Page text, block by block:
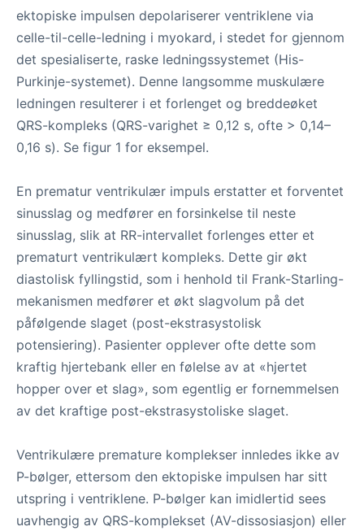
ektopiske impulsen depolariserer ventriklene via
celle-til-celle-ledning i myokard, i stedet for gjennom
det spesialiserte, raske ledningssystemet (His-
Purkinje-systemet). Denne langsomme muskulære
ledningen resulterer i et forlenget og breddeøket
QRS-kompleks (QRS-varighet ≥ 0,12 s, ofte > 0,14–
0,16 s). Se figur 1 for eksempel.
En prematur ventrikulær impuls erstatter et forventet
sinusslag og medfører en forsinkelse til neste
sinusslag, slik at RR-intervallet forlenges etter et
prematurt ventrikulært kompleks. Dette gir økt
diastolisk fyllingstid, som i henhold til Frank-Starling-
mekanismen medfører et økt slagvolum på det
påfølgende slaget (post-ekstrasystolisk
potensiering). Pasienter opplever ofte dette som
kraftig hjertebank eller en følelse av at «hjertet
hopper over et slag», som egentlig er fornemmelsen
av det kraftige post-ekstrasystoliske slaget.
Ventrikulære premature komplekser innledes ikke av
P-bølger, ettersom den ektopiske impulsen har sitt
utspring i ventriklene. P-bølger kan imidlertid sees
uavhengig av QRS-komplekset (AV-dissosiasjon) eller